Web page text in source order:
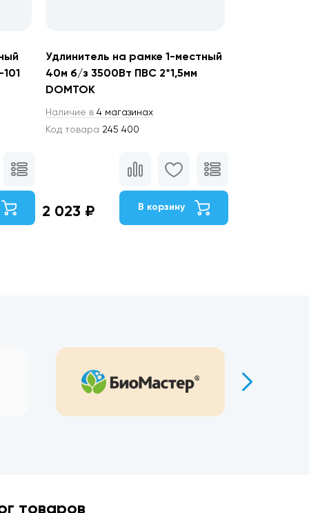
Удлинитель на рамке 1-местный
40м б/з 3500Вт ПВС 2*1,5мм
DOMTOK
Наличие в 4 магазинах
Код товара 245 400
2 023 ₽ В корзину
товаров